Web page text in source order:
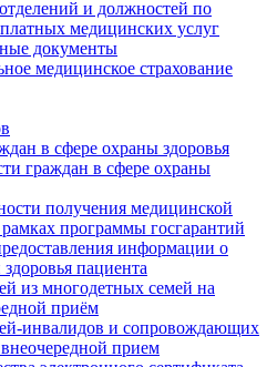
и должностей по
медицинских услуг
документы
медицинское страхование
в сфере охраны здоровья
граждан в сфере охраны
получения медицинской
программы госгарантий
информации о
пациента
из многодетных семей на
приём
инвалидов и сопровождающих
прием